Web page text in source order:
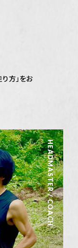
方」をお
HEADMASTER / COACH